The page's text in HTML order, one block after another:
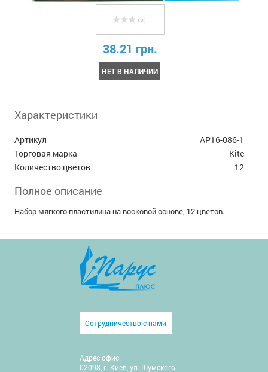
( 0 )
38.21 грн.
НЕТ В НАЛИЧИИ
Характеристики
Артикул
AP16-086-1
Торговая марка
Kite
Количество цветов
12
Полное описание
Набор мягкого пластилина на восковой основе, 12 цветов.
Сотрудничество с нами
Адрес офис:
02098, г. Киев, ул. Шумского